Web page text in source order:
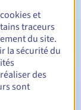
1 et 10 ans
et
traceurs
du site.
la sécurité du
des
sont